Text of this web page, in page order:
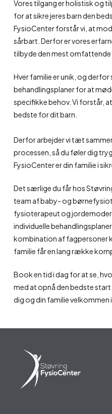
Vores tilgang er holistisk og
for at sikre jeres barn den
FysioCenter forstår vi, at
sårbart. Derfor er vores
tilbyde den mest
Hver familie er unik, og
behandlingsplaner for at
specifikke behov. Vi forstår,
bedste for dit barn.
Derfor arbejder vi tæt
processen, så du føler dig
FysioCenter er din familie i
Det særlige du får hos
team af baby- og
fysioterapeut og jordemoder
individuelle
kombination af fagpersoner
familie får en lang række
Book en tid i dag for at se,
med at opnå den bedste start
dig og din familie velkommen